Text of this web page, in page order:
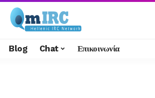
Blog Chat Επικοινωνία